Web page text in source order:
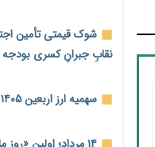
بنگاه‌داری بانک‌ها؛
نماینده مجلس:
اساسی تبدیل شود
شوک قیمتی تأمین
نقابِ جبرانِ کسری
سهمیه ارز اربعین ۱۴۰۵ اعلام شد؛ ۲۰۰ هزار دینار برای هر زائر